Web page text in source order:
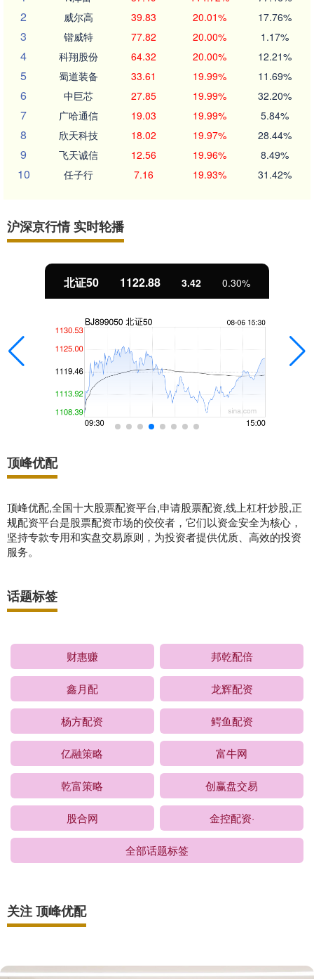
2 威尔高 39.83 20.01% 17.76%
3 锴威特 77.82 20.00% 1.17%
4 科翔股份 64.32 20.00% 12.21%
5 蜀道装备 33.61 19.99% 11.69%
6 中巨芯 27.85 19.99% 32.20%
7 广哈通信 19.03 19.99% 5.84%
8 欣天科技 18.02 19.97% 28.44%
9 飞天诚信 12.56 19.96% 8.49%
10 任子行 7.16 19.93% 31.42%
沪深京行情 实时轮播
北证50 1122.88 3.42 0.30%
顶峰优配
顶峰优配,全国十大股票配资平台,申请股票配资,线上杠杆炒股,正
规配资平台是股票配资市场的佼佼者，它们以资金安全为核心，
坚持专款专用和实盘交易原则，为投资者提供优质、高效的投资
服务。
话题标签
财惠赚 邦乾配倍
鑫月配 龙辉配资
杨方配资 鳄鱼配资
亿融策略 富牛网
乾富策略 创赢盘交易
股合网 金控配资·
全部话题标签
关注 顶峰优配